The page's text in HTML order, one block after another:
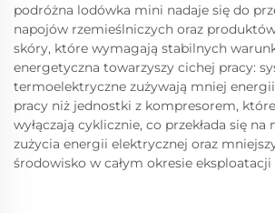
podróżna lodówka mini nadaje się do
napojów rzemieślniczych oraz
skóry, które wymagają stabilnych
energetyczna towarzyszy cichej pracy:
termoelektryczne zużywają mniej
pracy niż jednostki z kompresorem, które
wyłączają cyklicznie, co przekłada się na
zużycia energii elektrycznej oraz
środowisko w całym okresie eksploatacji